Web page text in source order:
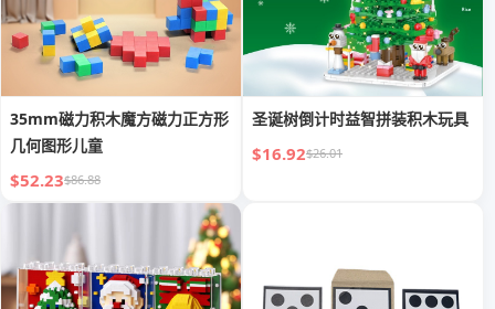
35mm磁力积木魔方磁力正方形
几何图形儿童
$52.23$86.88
圣诞树倒计时益智拼装积木玩具
$16.92$26.01